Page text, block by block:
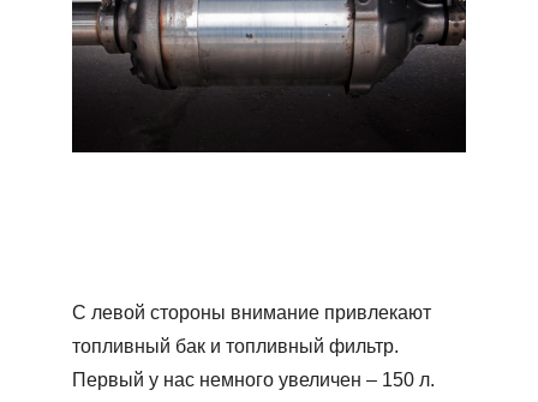
С левой стороны внимание привлекают
топливный бак и топливный фильтр.
Первый у нас немного увеличен – 150 л.